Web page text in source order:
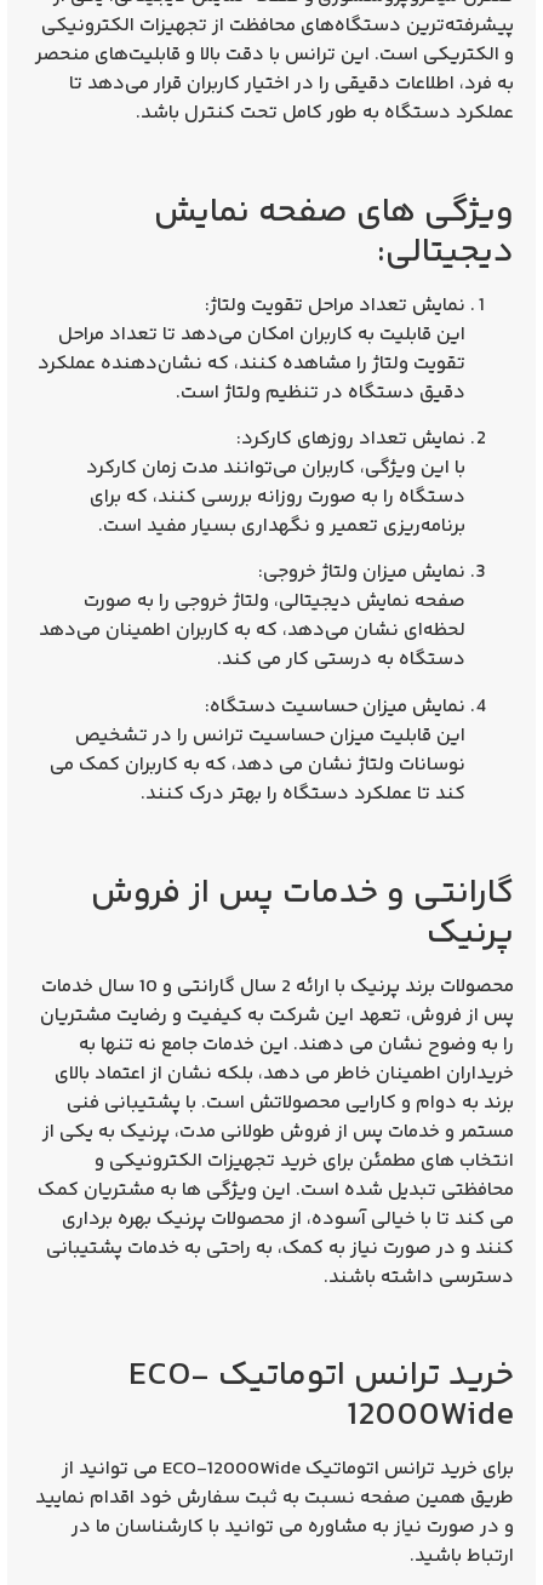
پیشرفته‌ترین دستگاه‌های محافظت از تجهیزات الکترونیکی
و الکتریکی است. این ترانس با دقت بالا و قابلیت‌های منحصر
به فرد، اطلاعات دقیقی را در اختیار کاربران قرار می‌دهد تا
عملکرد دستگاه به طور کامل تحت کنترل باشد.
ویژگی‌ های صفحه نمایش
دیجیتالی:
نمایش تعداد مراحل تقویت ولتاژ:
این قابلیت به کاربران امکان می‌دهد تا تعداد مراحل
تقویت ولتاژ را مشاهده کنند، که نشان‌دهنده عملکرد
دقیق دستگاه در تنظیم ولتاژ است.
نمایش تعداد روزهای کارکرد:
با این ویژگی، کاربران می‌توانند مدت زمان کارکرد
دستگاه را به صورت روزانه بررسی کنند، که برای
برنامه‌ریزی تعمیر و نگهداری بسیار مفید است.
نمایش میزان ولتاژ خروجی:
صفحه نمایش دیجیتالی، ولتاژ خروجی را به صورت
لحظه‌ای نشان می‌دهد، که به کاربران اطمینان می‌دهد
دستگاه به درستی کار می‌ کند.
نمایش میزان حساسیت دستگاه:
این قابلیت میزان حساسیت ترانس را در تشخیص
نوسانات ولتاژ نشان می‌ دهد، که به کاربران کمک می‌
کند تا عملکرد دستگاه را بهتر درک کنند.
گارانتی و خدمات پس از فروش
پرنیک
محصولات برند پرنیک با ارائه 2 سال گارانتی و
10 سال خدمات
پس از فروش، تعهد این شرکت به کیفیت و رضایت مشتریان
را به وضوح نشان می‌ دهند. این خدمات جامع نه تنها به
خریداران اطمینان خاطر می‌ دهد، بلکه نشان از اعتماد بالای
برند به دوام و کارایی محصولاتش است. با پشتیبانی فنی
مستمر و خدمات پس از فروش طولانی‌ مدت، پرنیک به یکی از
انتخاب‌ های مطمئن برای خرید تجهیزات الکترونیکی و
محافظتی تبدیل شده است. این ویژگی‌ ها به مشتریان کمک
می‌ کند تا با خیالی آسوده، از محصولات پرنیک بهره‌ برداری
کنند و در صورت نیاز به کمک، به راحتی به خدمات پشتیبانی
دسترسی داشته باشند.
خرید ترانس اتوماتیک ECO-
12000Wide
برای خرید ترانس اتوماتیک ECO-12000Wide می توانید از
طریق همین صفحه نسبت به ثبت سفارش خود اقدام نمایید
و در صورت نیاز به مشاوره می توانید با کارشناسان ما در
ارتباط باشید.